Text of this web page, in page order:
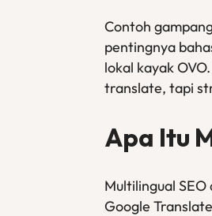
Contoh
pentingnya
lokal kayak
translate, tapi
Apa Itu
Multilingual
Google